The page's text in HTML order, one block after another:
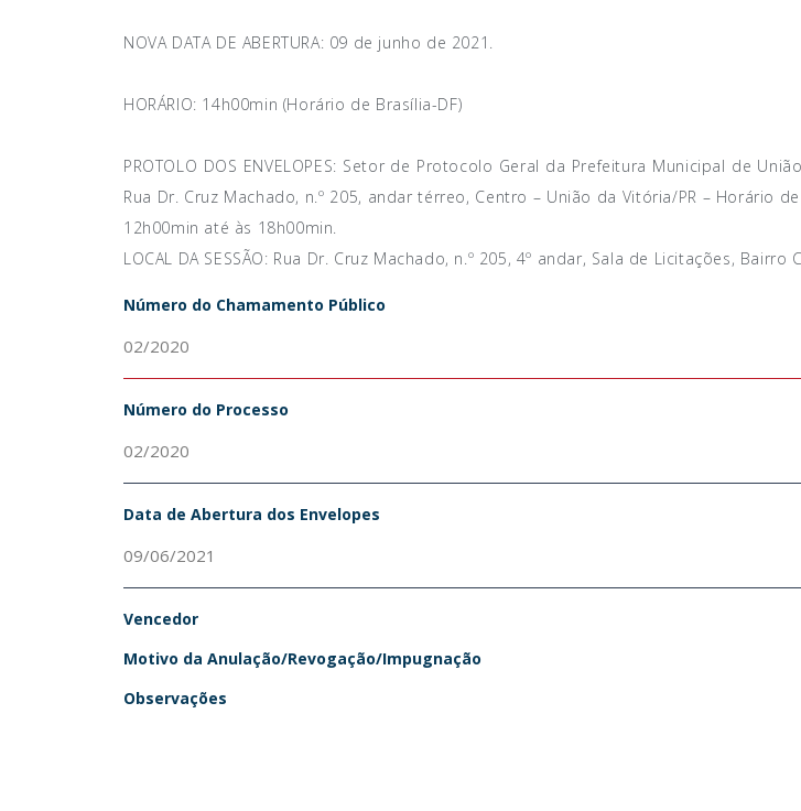
NOVA DATA DE ABERTURA: 09 de junho de 2021.
HORÁRIO: 14h00min (Horário de Brasília-DF)
PROTOLO DOS ENVELOPES: Setor de Protocolo Geral da Prefeitura Municipal de
Rua Dr. Cruz Machado, n.º 205, andar térreo, Centro – União da Vitória/PR – Horário
12h00min até às 18h00min.
LOCAL DA SESSÃO: Rua Dr. Cruz Machado, n.º 205, 4º andar, Sala de Licitações, Bairro
Número do Chamamento Público
02/2020
Número do Processo
02/2020
Data de Abertura dos Envelopes
09/06/2021
Vencedor
Motivo da Anulação/Revogação/Impugnação
Observações